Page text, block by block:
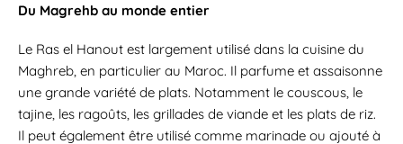
Du Magrehb au monde entier
Le Ras el Hanout est largement utilisé dans la cuisine du
Maghreb, en particulier au Maroc. Il parfume et assaisonne
une grande variété de plats. Notamment le couscous, le
tajine, les ragoûts, les grillades de viande et les plats de riz.
Il peut également être utilisé comme marinade ou ajouté à